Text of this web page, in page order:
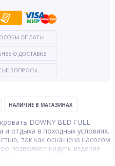
ОПЛАТЫ
О ДОСТАВКЕ
ВОПРОСЫ
НАЛИЧИЕ В МАГАЗИНАХ
DOWNY BED FULL –
и отдыха в походных условиях.
так как оснащена насосом
позволяет надуть изделие.